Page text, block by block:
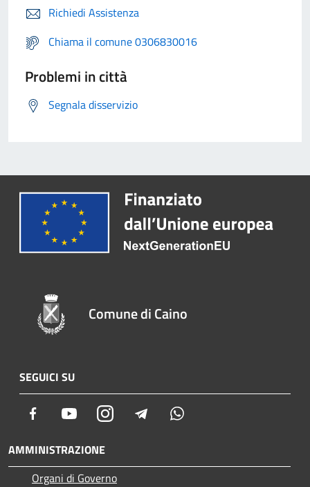
Richiedi Assistenza
Chiama il comune 0306830016
Problemi in città
Segnala disservizio
Comune di Caino
SEGUICI SU
Facebook YoutubeInstagram Telegram
AMMINISTRAZIONE
Organi di Governo